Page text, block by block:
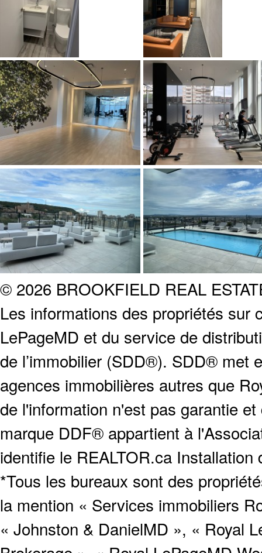
© 2026 BROOKFIELD REAL
Les informations des propriétés sur
LePageMD et du service de
de l’immobilier (SDD®). SDD® met
agences immobilières autres que
de l'information n'est pas garantie
marque DDF® appartient à
identifie le REALTOR.ca
*Tous les bureaux sont des
la mention « Services immobiliers
« Johnston & DanielMD », « Royal